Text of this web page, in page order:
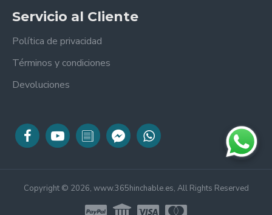
Servicio al Cliente
Política de privacidad
Términos y condiciones
Devoluciones
Copyright © 2026, www.365hinchable.es, All Rights Reserved